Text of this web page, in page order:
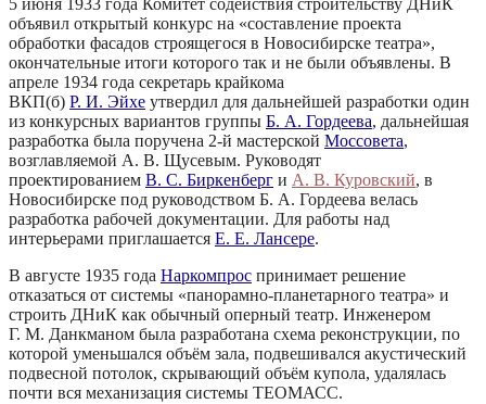
5 июня 1933 года Комитет содействия строительству ДНиК
объявил открытый конкурс на «составление проекта
обработки фасадов строящегося в Новосибирске театра»,
окончательные итоги которого так и не были объявлены. В
апреле 1934 года секретарь крайкома
ВКП(б) Р. И. Эйхе утвердил для дальнейшей разработки один
из конкурсных вариантов группы Б. А. Гордеева, дальнейшая
разработка была поручена 2‑й мастерской Моссовета,
возглавляемой А. В. Щусевым. Руководят
проектированием В. С. Биркенберг и А. В. Куровский, в
Новосибирске под руководством Б. А. Гордеева велась
разработка рабочей документации. Для работы над
интерьерами приглашается Е. Е. Лансере.
В августе 1935 года Наркомпрос принимает решение
отказаться от системы «панорамно-планетарного театра» и
строить ДНиК как обычный оперный театр. Инженером
Г. М. Данкманом была разработана схема реконструкции, по
которой уменьшался объём зала, подвешивался акустический
подвесной потолок, скрывающий объём купола, удалялась
почти вся механизация системы ТЕОМАСС.